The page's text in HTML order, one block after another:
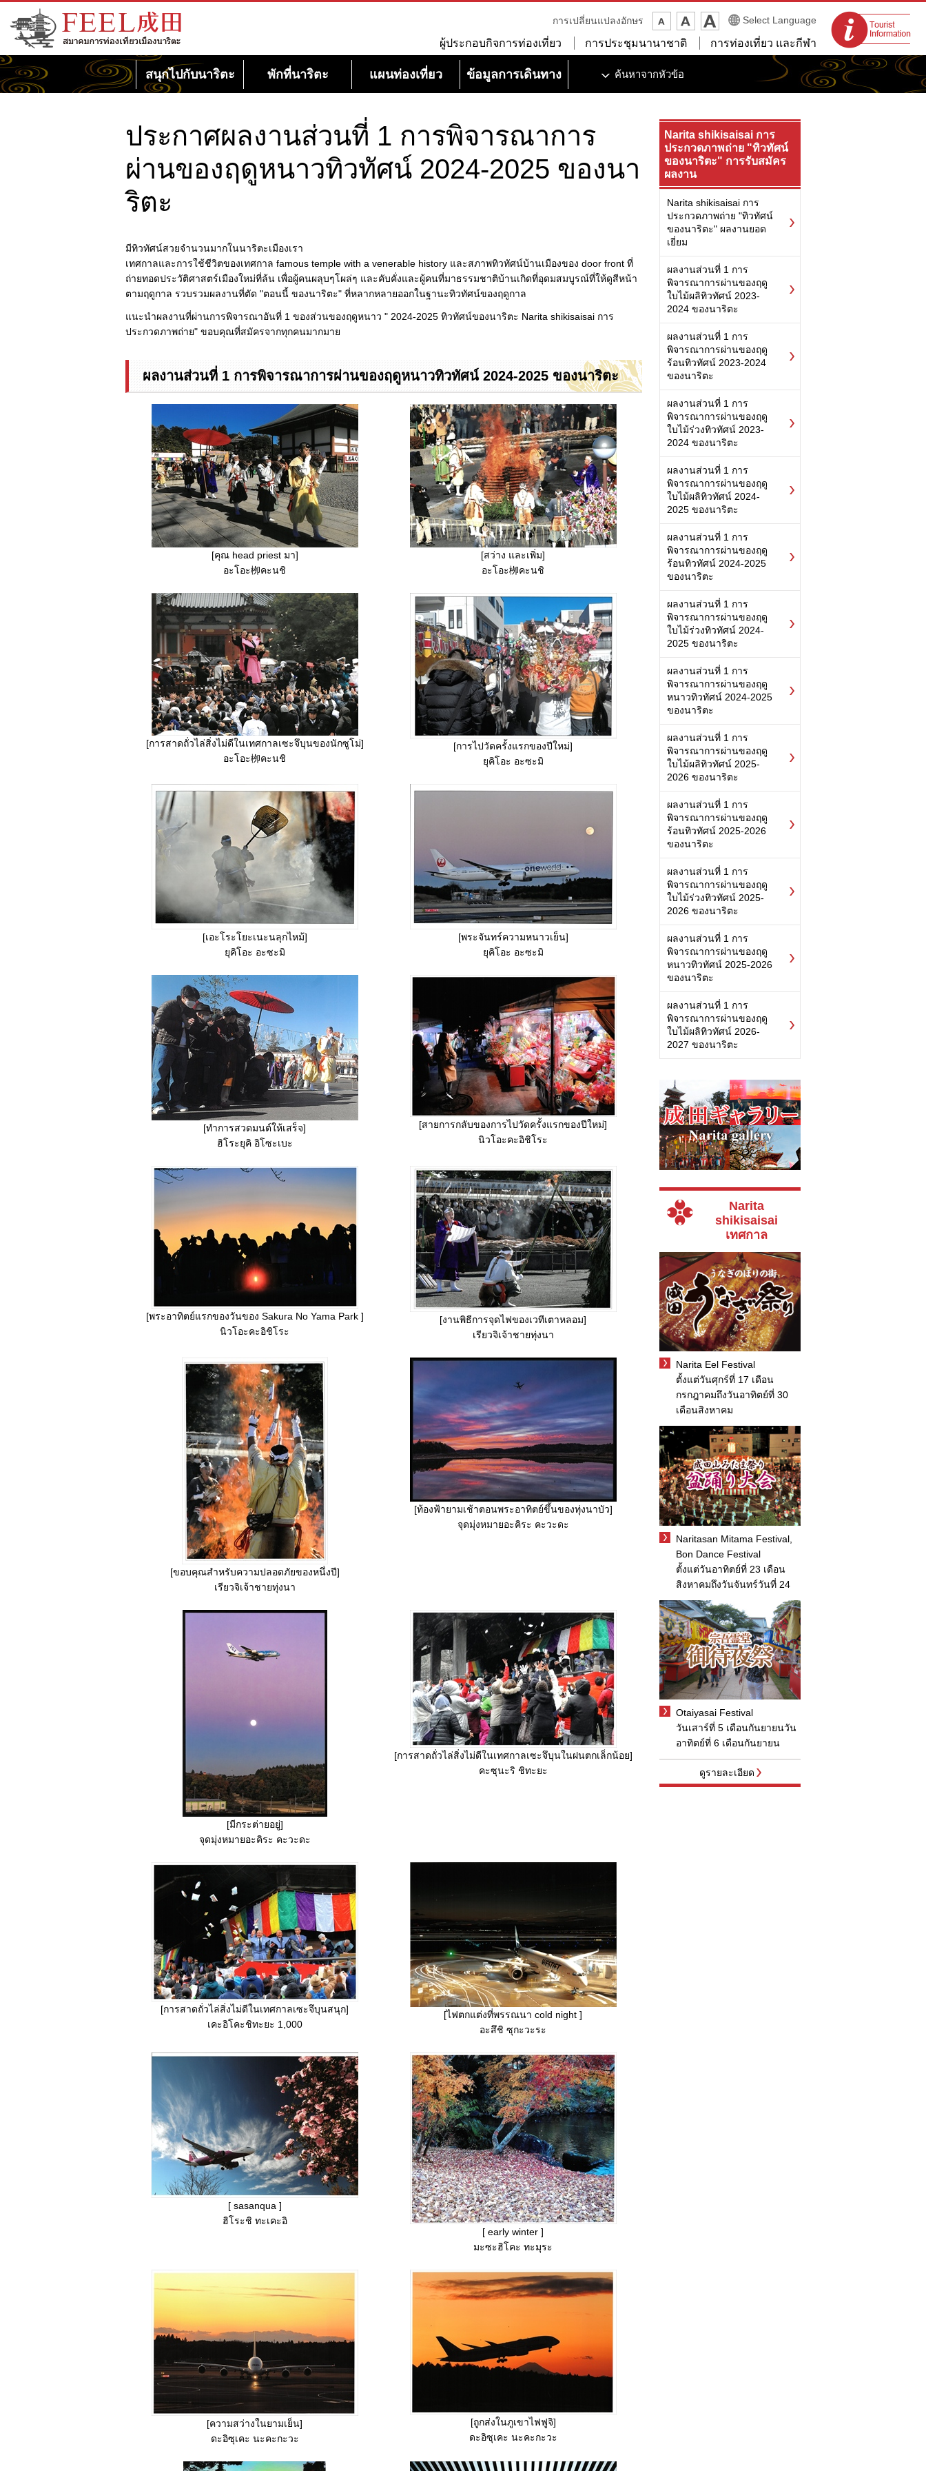
เว็บไซต์สมาคมการท่องเที่ยวเมืองนาริตะ
FEEL นาริตะ
จุดแนะนำนักท่อง
เที่ยว
การเปลี่ยนแปลงอักษร Select Language
ผู้ประกอบกิจการท่องเที่ยว การประชุมนานาชาติ การท่องเที่ยว และกีฬา
สนุกไปกับนาริตะ พักที่นาริตะ แผนท่องเที่ยว ข้อมูลการเดินทาง ค้นหาจากหัวข้อ
ประกาศผลงานส่วนที่ 1 การพิจารณาการ
ผ่านของฤดูหนาวทิวทัศน์ 2024-2025 ของนา
ริตะ
มีทิวทัศน์สวยจำนวนมากในนาริตะเมืองเรา
เทศกาลและการใช้ชีวิตของเทศกาล famous temple with a venerable history และสภาพทิวทัศน์บ้านเมืองของ door front ที่
ถ่ายทอดประวัติศาสตร์เมืองใหม่ที่ล้น เพื่อผู้คนผลุบๆโผล่ๆ และคับคั่งและผู้คนที่มาธรรมชาติบ้านเกิดที่อุดมสมบูรณ์ที่ให้ดูสีหน้า
ตามฤดูกาล รวบรวมผลงานที่ตัด "ตอนนี้ ของนาริตะ" ที่หลากหลายออกในฐานะทิวทัศน์ของฤดูกาล
แนะนำผลงานที่ผ่านการพิจารณาอันที่ 1 ของส่วนของฤดูหนาว " 2024-2025 ทิวทัศน์ของนาริตะ Narita shikisaisai การ
ประกวดภาพถ่าย" ขอบคุณที่สมัครจากทุกคนมากมาย
ผลงานส่วนที่ 1 การพิจารณาการผ่านของฤดูหนาวทิวทัศน์ 2024-2025 ของนาริตะ
[คุณ head priest มา]
อะโอะ栁คะนชิ
[สว่าง และเพิ่ม]
อะโอะ栁คะนชิ
[การสาดถั่วไล่สิ่งไม่ดีในเทศกาลเซะจึบุนของนักซูโม่]
อะโอะ栁คะนชิ
[การไปวัดครั้งแรกของปีใหม่]
ยุคิโอะ อะซะมิ
[เอะโระโยะเนะนลุกไหม้]
ยุคิโอะ อะซะมิ
[พระจันทร์ความหนาวเย็น]
ยุคิโอะ อะซะมิ
[ทำการสวดมนต์ให้เสร็จ]
ฮิโระยุคิ อิโซะเบะ
[สายการกลับของการไปวัดครั้งแรกของปีใหม่]
นิวโอะคะอิชิโระ
[พระอาทิตย์แรกของวันของ Sakura No Yama Park ]
นิวโอะคะอิชิโระ
[งานพิธีการจุดไฟของเวทีเตาหลอม]
เรียวจิเจ้าชายทุ่งนา
[ขอบคุณสำหรับความปลอดภัยของหนึ่งปี]
เรียวจิเจ้าชายทุ่งนา
[ท้องฟ้ายามเช้าตอนพระอาทิตย์ขึ้นของทุ่งนาบัว]
จุดมุ่งหมายอะคิระ คะวะดะ
[มีกระต่ายอยู่]
จุดมุ่งหมายอะคิระ คะวะดะ
[การสาดถั่วไล่สิ่งไม่ดีในเทศกาลเซะจึบุนในฝนตกเล็กน้อย]
คะซุนะริ ชิทะยะ
[การสาดถั่วไล่สิ่งไม่ดีในเทศกาลเซะจึบุนสนุก]
เคะอิโคะชิทะยะ 1,000
[ไฟตกแต่งที่พรรณนา cold night ]
อะสึชิ ซุกะวะระ
[ sasanqua ]
ฮิโระชิ ทะเคะอิ
[ early winter ]
มะซะฮิโคะ ทะมุระ
[ความสว่างในยามเย็น]
ดะอิซุเคะ นะคะกะวะ
[ถูกส่งในภูเขาไฟฟูจิ]
ดะอิซุเคะ นะคะกะวะ
Narita shikisaisai การ
ประกวดภาพถ่าย "ทิวทัศน์
ของนาริตะ" การรับสมัคร
ผลงาน
Narita shikisaisai การ
ประกวดภาพถ่าย "ทิวทัศน์
ของนาริตะ" ผลงานยอด
เยี่ยม
ผลงานส่วนที่ 1 การ
พิจารณาการผ่านของฤดู
ใบไม้ผลิทิวทัศน์ 2023-
2024 ของนาริตะ
ผลงานส่วนที่ 1 การ
พิจารณาการผ่านของฤดู
ร้อนทิวทัศน์ 2023-2024
ของนาริตะ
ผลงานส่วนที่ 1 การ
พิจารณาการผ่านของฤดู
ใบไม้ร่วงทิวทัศน์ 2023-
2024 ของนาริตะ
ผลงานส่วนที่ 1 การ
พิจารณาการผ่านของฤดู
ใบไม้ผลิทิวทัศน์ 2024-
2025 ของนาริตะ
ผลงานส่วนที่ 1 การ
พิจารณาการผ่านของฤดู
ร้อนทิวทัศน์ 2024-2025
ของนาริตะ
ผลงานส่วนที่ 1 การ
พิจารณาการผ่านของฤดู
ใบไม้ร่วงทิวทัศน์ 2024-
2025 ของนาริตะ
ผลงานส่วนที่ 1 การ
พิจารณาการผ่านของฤดู
หนาวทิวทัศน์ 2024-2025
ของนาริตะ
ผลงานส่วนที่ 1 การ
พิจารณาการผ่านของฤดู
ใบไม้ผลิทิวทัศน์ 2025-
2026 ของนาริตะ
ผลงานส่วนที่ 1 การ
พิจารณาการผ่านของฤดู
ร้อนทิวทัศน์ 2025-2026
ของนาริตะ
ผลงานส่วนที่ 1 การ
พิจารณาการผ่านของฤดู
ใบไม้ร่วงทิวทัศน์ 2025-
2026 ของนาริตะ
ผลงานส่วนที่ 1 การ
พิจารณาการผ่านของฤดู
หนาวทิวทัศน์ 2025-2026
ของนาริตะ
ผลงานส่วนที่ 1 การ
พิจารณาการผ่านของฤดู
ใบไม้ผลิทิวทัศน์ 2026-
2027 ของนาริตะ
Narita
shikisaisai
เทศกาล
Narita Eel Festival
ตั้งแต่วันศุกร์ที่ 17 เดือน
กรกฎาคมถึงวันอาทิตย์ที่ 30
เดือนสิงหาคม
Naritasan Mitama Festival,
Bon Dance Festival
ตั้งแต่วันอาทิตย์ที่ 23 เดือน
สิงหาคมถึงวันจันทร์วันที่ 24
Otaiyasai Festival
วันเสาร์ที่ 5 เดือนกันยายนวัน
อาทิตย์ที่ 6 เดือนกันยายน
ดูรายละเอียด